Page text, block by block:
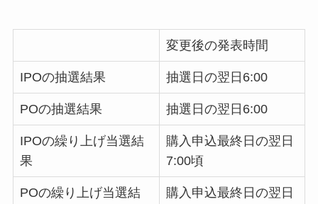
変更後の発表時間
IPOの抽選結果 抽選日の翌日6:00
POの抽選結果 抽選日の翌日6:00
IPOの繰り上げ当選結
果
購入申込最終日の翌日
7:00頃
POの繰り上げ当選結
購入申込最終日の翌日